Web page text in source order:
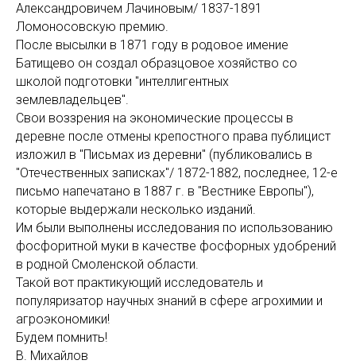
Александровичем Лачиновым/ 1837-1891
Ломоносовскую премию.
После высылки в 1871 году в родовое имение
Батищево он создал образцовое хозяйство со
школой подготовки "интеллигентных
землевладельцев".
Свои воззрения на экономические процессы в
деревне после отмены крепостного права публицист
изложил в "Письмах из деревни" (публиковались в
"Отечественных записках"/ 1872-1882, последнее, 12-е
письмо напечатано в 1887 г. в "Вестнике Европы"),
которые выдержали несколько изданий.
Им были выполнены исследования по использованию
фосфоритной муки в качестве фосфорных удобрений
в родной Смоленской области.
Такой вот практикующий исследователь и
популяризатор научных знаний в сфере агрохимии и
агроэкономики!
Будем помнить!
В. Михайлов